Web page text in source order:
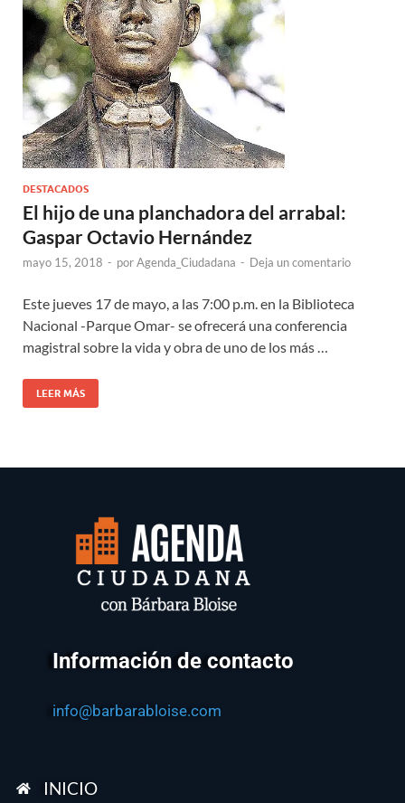
DESTACADOS
El hijo de una planchadora del arrabal:
Gaspar Octavio Hernández
mayo 15, 2018 - porAgenda_Ciudadana - Deja un comentario
Este jueves 17 de mayo, a las 7:00 p.m. en la Biblioteca
Nacional -Parque Omar- se ofrecerá una conferencia
magistral sobre la vida y obra de uno de los más …
LEER MÁS
Información de contacto
info@barbarabloise.com
INICIO